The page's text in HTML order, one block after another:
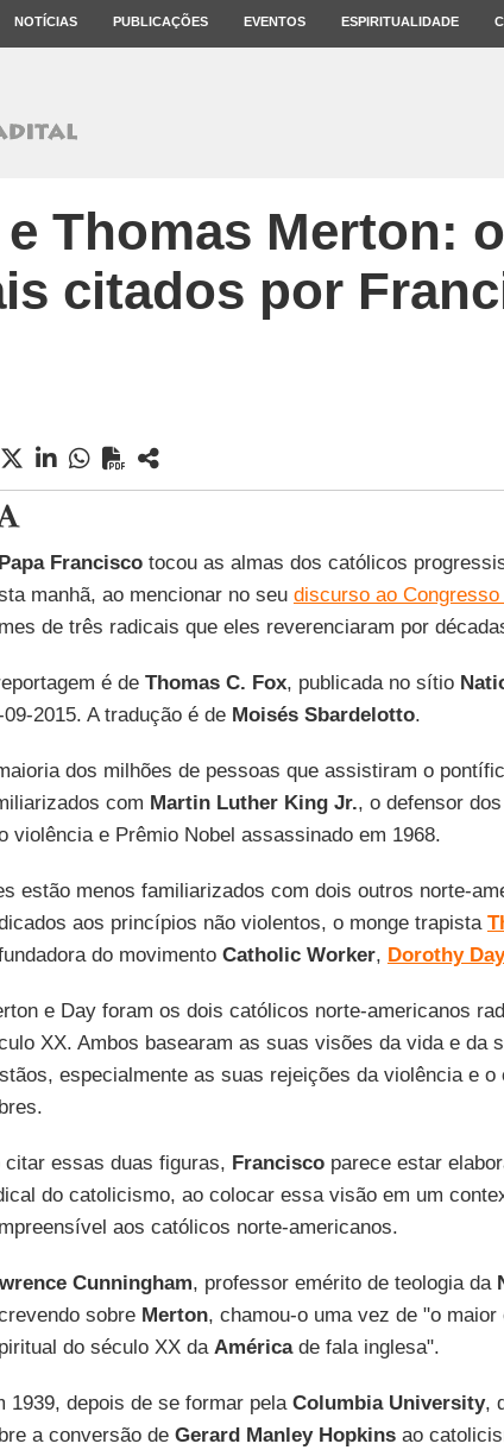
NOTÍCIAS PUBLICAÇÕES EVENTOS ESPIRITUALIDADE
Thomas Merton:
citados por
Papa Franciscotocou as almas dos católicos
manhã, ao mencionar no seu discurso ao
de três radicais que eles reverenciaram por
é de Thomas C. Fox, publicada no sítio
09-2015. A tradução é de Moisés Sbardelotto.
dos milhões de pessoas que assistiram o
com Martin Luther King Jr., o defensor
violência e Prêmio Nobel assassinado em 1968.
estão menos familiarizados com dois outros norte-
aos princípios não violentos, o monge trapista
do movimento Catholic Worker, Dorothy Day
e Day foram os dois católicos norte-americanos
XX. Ambos basearam as suas visões da vida e da
especialmente as suas rejeições da violência e o
citar essas duas figuras, Franciscoparece estar
do catolicismo, ao colocar essa visão em um
aos católicos norte-americanos.
Cunningham, professor emérito de teologia da
sobre Merton, chamou-o uma vez de "o
do século XX da Américade fala inglesa".
1939, depois de se formar pela Columbia University,
a conversão de Gerard Manley Hopkinsao